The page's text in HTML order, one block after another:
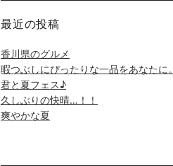
最近の投稿
香川県のグルメ
暇つぶしにぴったりな一品をあなたに。
君と夏フェス♪
久しぶりの快晴…！！
爽やかな夏